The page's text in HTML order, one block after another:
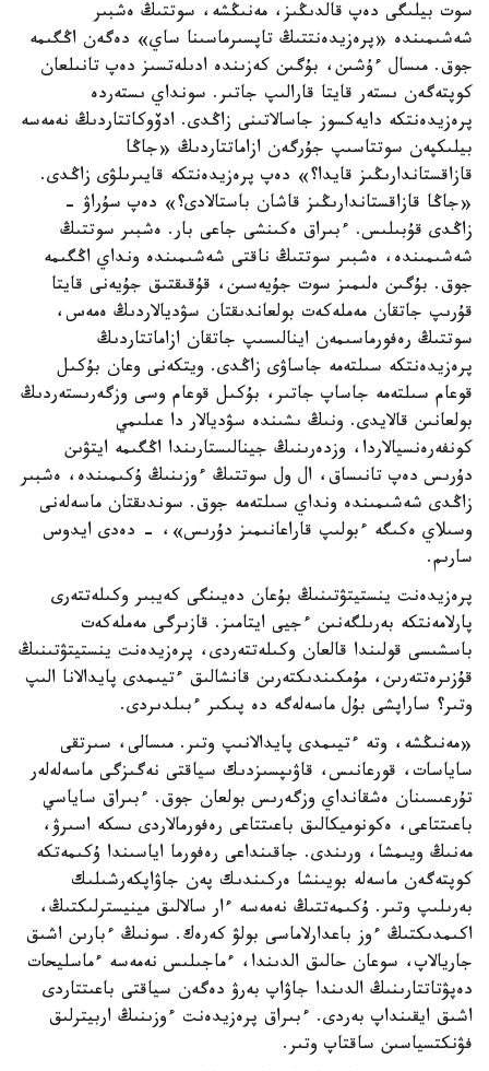
سوت بيلىگى دەپ قالدىڭىز، مەنىڭشە، سوتتىڭ ەشبىر
شەشىمىندە «پرەزيدەنتتىڭ تاپسىرماسىنا ساي» دەگەن اڭگىمە
جوق. مىسال ءۇشىن، بۇگىن كەزىندە ادىلەتسىز دەپ تانىلعان
كوپتەگەن ىستەر قايتا قارالىپ جاتىر. سونداي ىستەردە
پرەزيدەنتكە دايەكسوز جاسالاتىنى زاڭدى. ادۆوكاتتاردىڭ نەمەسە
بيلىكپەن سوتتاسىپ جۇرگەن ازاماتتاردىڭ «جاڭا
قازاقستاندارىڭىز قايدا؟» دەپ پرەزيدەنتكە قايىرىلۋى زاڭدى.
«جاڭا قازاقستاندارىڭىز قاشان باستالادى؟» دەپ سۇراۋ -
زاڭدى قۇبىلىس. ءبىراق ەكىنشى جاعى بار. ەشبىر سوتتىڭ
شەشىمىندە، ەشبىر سوتتىڭ ناقتى شەشىمىندە ونداي اڭگىمە
جوق. بۇگىن ەلىمىز سوت جۇيەسىن، قۇقىقتىق جۇيەنى قايتا
قۇرىپ جاتقان مەملەكەت بولعاندىقتان سۋديالاردىڭ ەمەس،
سوتتىڭ رەفورماسىمەن اينالىسىپ جاتقان ازاماتتاردىڭ
پرەزيدەنتكە سىلتەمە جاساۋى زاڭدى. ويتكەنى وعان بۇكىل
قوعام سىلتەمە جاساپ جاتىر، بۇكىل قوعام وسى وزگەرىستەردىڭ
بولعانىن قالايدى. ونىڭ ىشىندە سۋديالار دا عىلىمي
كونفەرەنسيالاردا، وزدەرىنىڭ جينالىستارىندا اڭگىمە ايتۋىن
دۇرىس دەپ تانىساق، ال ول سوتتىڭ ءوزىنىڭ ۇكىمىندە، ەشبىر
زاڭدى شەشىمىندە ونداي سىلتەمە جوق. سوندىقتان ماسەلەنى
وسىلاي ەكىگە ءبولىپ قاراعانىمىز دۇرىس»، - دەدى ايدوس
سارىم.
پرەزيدەنت ينستيتۋتىنىڭ بۇعان دەيىنگى كەيبىر وكىلەتتەرى
پارلامەنتكە بەرىلگەنىن ءجيى ايتامىز. قازىرگى مەملەكەت
باسشىسى قولىندا قالعان وكىلەتتەردى، پرەزيدەنت ينستيتۋتىنىڭ
قۇزىرەتتەرىن، مۇمكىندىكتەرىن قانشالىق ءتيىمدى پايدالانا الىپ
وتىر؟ ساراپشى بۇل ماسەلەگە دە پىكىر ءبىلدىردى.
«مەنىڭشە، وتە ءتيىمدى پايدالانىپ وتىر. مىسالى، سىرتقى
ساياسات، قورعانىس، قاۋىپسىزدىك سياقتى نەگىزگى ماسەلەلەر
تۇرعىسىنان ەشقانداي وزگەرىس بولعان جوق. ءبىراق ساياسي
باعىتتاعى، ەكونوميكالىق باعىتتاعى رەفورمالاردى ىسكە اسىرۋ،
مەنىڭ ويىمشا، ورىندى. جاقىنداعى رەفورما اياسىندا ۇكىمەتكە
كوپتەگەن ماسەلە بويىنشا ەركىندىك پەن جاۋاپكەرشىلىك
بەرىلىپ وتىر. ۇكىمەتتىڭ نەمەسە ءار سالالىق مينيسترلىكتىڭ،
اكىمدىكتىڭ ءوز باعدارلاماسى بولۋ كەرەك. سونىڭ ءبارىن اشىق
جاريالاپ، سوعان حالىق الدىندا، ءماجىلىس نەمەسە ءماسليحات
دەپۋتاتتارىنىڭ الدىندا جاۋاپ بەرۋ دەگەن سياقتى باعىتتاردى
اشىق ايقىنداپ بەردى. ءبىراق پرەزيدەنت ءوزىنىڭ اربيترلىق
فۋنكتسياسىن ساقتاپ وتىر.